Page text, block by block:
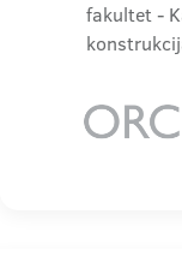
fakultet -